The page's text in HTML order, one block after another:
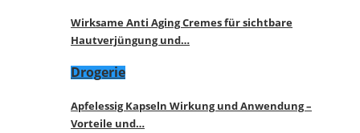
Wirksame Anti Aging Cremes für sichtbare
Hautverjüngung und…
Drogerie
Apfelessig Kapseln Wirkung und Anwendung –
Vorteile und…